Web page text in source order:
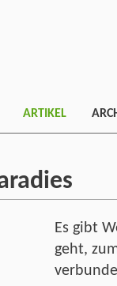
ARTIKEL
Es gibt
geht,